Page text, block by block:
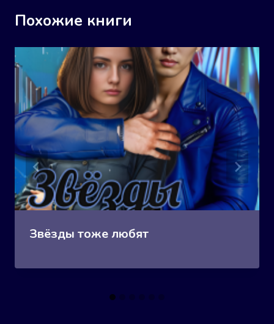
Похожие книги
Звёзды тоже любят